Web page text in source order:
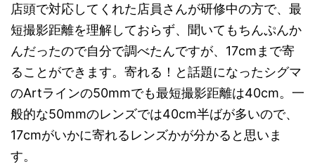
店頭で対応してくれた店員さんが研修中の方で、最
短撮影距離を理解しておらず、聞いてもちんぷんか
んだったので自分で調べたんですが、17cmまで寄
ることができます。寄れる！と話題になったシグマ
のArtラインの50mmでも最短撮影距離は40cm。一
般的な50mmのレンズでは40cm半ばが多いので、
17cmがいかに寄れるレンズかが分かると思いま
す。